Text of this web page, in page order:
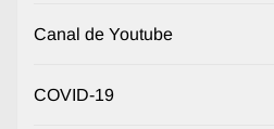
Canal de Youtube
COVID-19